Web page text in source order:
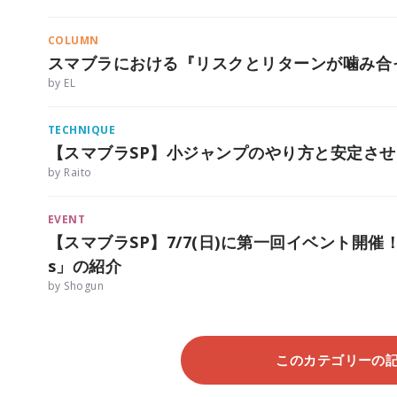
COLUMN
スマブラにおける『リスクとリターンが噛み
by EL
TECHNIQUE
【スマブラSP】小ジャンプのやり方と安定さ
by Raito
EVENT
【スマブラSP】7/7(日)に第一回イベント開
s」の紹介
by Shogun
このカテゴリーの